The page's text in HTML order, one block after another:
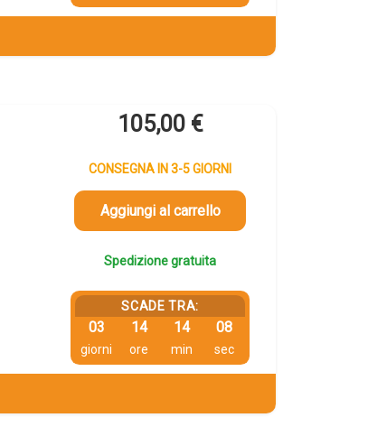
105,00 €
CONSEGNA IN 3-5 GIORNI
Aggiungi al carrello
Spedizione gratuita
SCADE TRA:
03
giorni
14
ore
14
min
07
sec